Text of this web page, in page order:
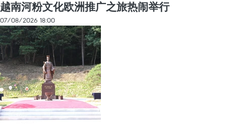
越南河粉文化欧洲推广之旅热闹举行
07/08/2026 18:00